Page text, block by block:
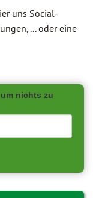
uns Social-
... oder eine
nichts zu